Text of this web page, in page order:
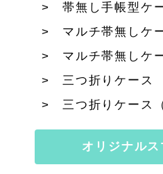
帯無し手帳型ケ
マルチ帯無しケ
マルチ帯無しケ
三つ折りケース
三つ折りケース
オリジナル